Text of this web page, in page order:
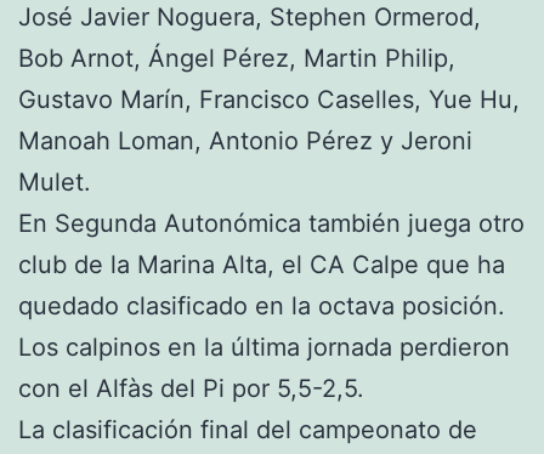
José Javier Noguera, Stephen Ormerod,
Bob Arnot, Ángel Pérez, Martin Philip,
Gustavo Marín, Francisco Caselles, Yue Hu,
Manoah Loman, Antonio Pérez y Jeroni
Mulet.
En Segunda Autonómica también juega otro
club de la Marina Alta, el CA Calpe que ha
quedado clasificado en la octava posición.
Los calpinos en la última jornada perdieron
con el Alfàs del Pi por 5,5-2,5.
La clasificación final del campeonato de